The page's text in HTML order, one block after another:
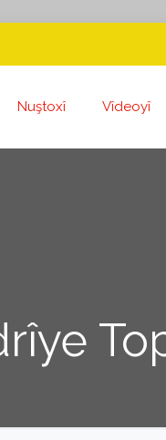
Nuştoxî Vîdeoyî